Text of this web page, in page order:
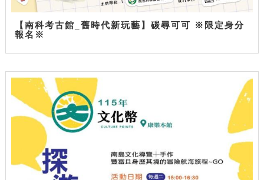
【南科考古館_舊時代新玩藝】碳尋可可 ※限定身分
報名※